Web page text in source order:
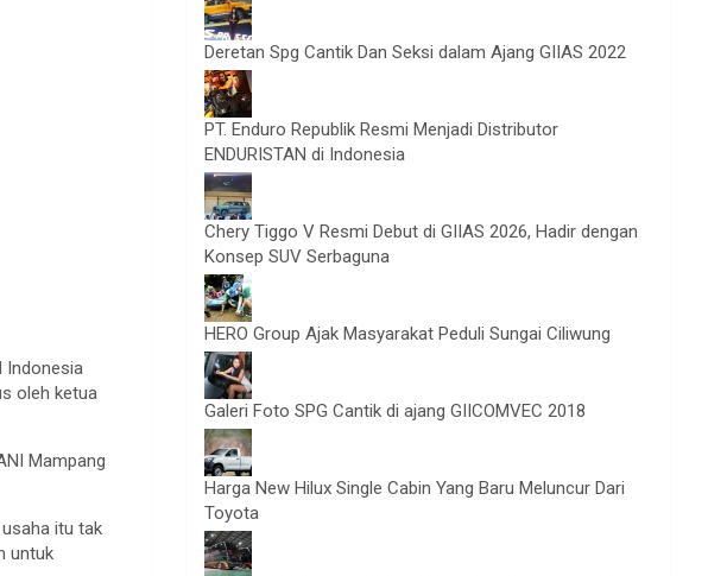
Indonesia
oleh ketua
Mampang
itu tak
untuk
Deretan Spg Cantik Dan Seksi dalam Ajang GIIAS 2022
PT. Enduro Republik Resmi Menjadi Distributor
ENDURISTAN di Indonesia
Chery Tiggo V Resmi Debut di GIIAS 2026, Hadir dengan
Konsep SUV Serbaguna
HERO Group Ajak Masyarakat Peduli Sungai Ciliwung
Galeri Foto SPG Cantik di ajang GIICOMVEC 2018
Harga New Hilux Single Cabin Yang Baru Meluncur Dari
Toyota